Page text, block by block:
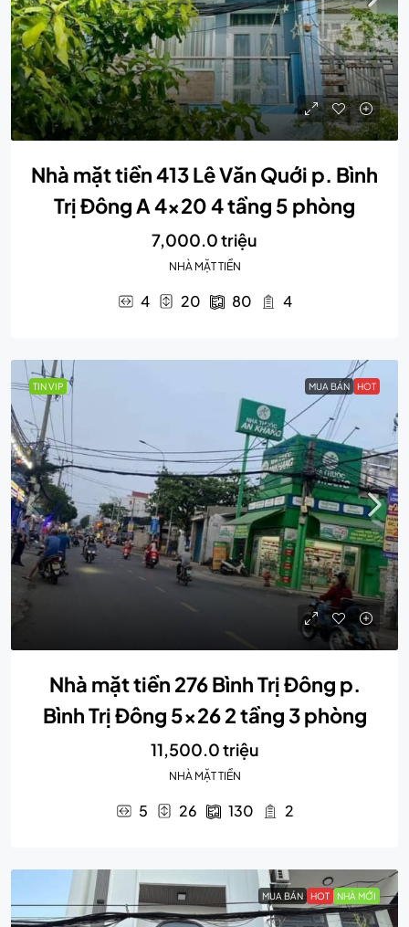
Nhà mặt tiền 413 Lê Văn Quới p. Bình
Trị Đông A 4×20 4 tầng 5 phòng
7,000.0 triệu
NHÀ MẶT TIỀN
4 20 80 4
TIN VIP MUA BÁN HOT
Nhà mặt tiền 276 Bình Trị Đông p.
Bình Trị Đông 5×26 2 tầng 3 phòng
11,500.0 triệu
NHÀ MẶT TIỀN
5 26 130 2
MUA BÁN HOT NHÀ MỚI